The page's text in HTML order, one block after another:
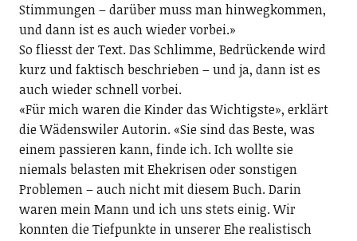
Stimmungen – darüber muss man hinwegkommen,
und dann ist es auch wieder vorbei.»
So fliesst der Text. Das Schlimme, Bedrückende wird
kurz und faktisch beschrieben – und ja, dann ist es
auch wieder schnell vorbei.
«Für mich waren die Kinder das Wichtigste», erklärt
die Wädenswiler Autorin. «Sie sind das Beste, was
einem passieren kann, finde ich. Ich wollte sie
niemals belasten mit Ehekrisen oder sonstigen
Problemen – auch nicht mit diesem Buch. Darin
waren mein Mann und ich uns stets einig. Wir
konnten die Tiefpunkte in unserer Ehe realistisch